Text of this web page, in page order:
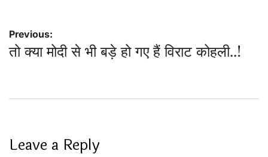
Post
navigation
Previous:
तो क्या मोदी से भी बड़े हो गए हैं विराट कोहली..!
Leave a Reply